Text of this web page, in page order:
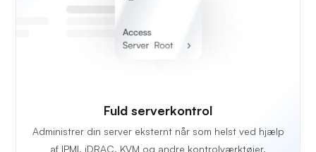
Fuld serverkontrol
Administrer din server eksternt når som helst ved hjælp
af IPMI, iDRAC, KVM og andre kontrolværktøjer.